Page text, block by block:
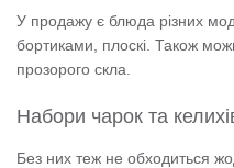
У продажу є блюда різних
бортиками, плоскі. Також
прозорого скла.
Набори чарок та
Без них теж не обходиться